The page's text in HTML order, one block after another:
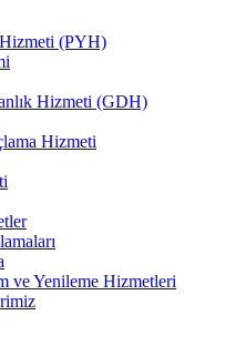
(PYH)
Hizmeti (GDH)
Hizmeti
ve Yenileme Hizmetleri